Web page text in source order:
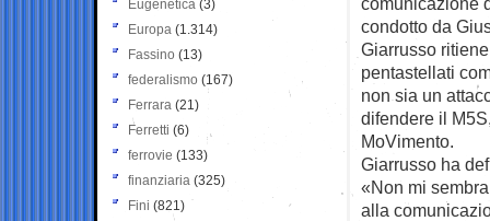
condotto da
Giarrusso
pentastellati
non sia un
difendere il
MoVimento.
Giarrusso ha
«Non mi
alla
Eugenetica (3)
Europa (1.314)
Fassino (13)
federalismo (167)
Ferrara (21)
Ferretti (6)
ferrovie (133)
finanziaria (325)
Fini (821)